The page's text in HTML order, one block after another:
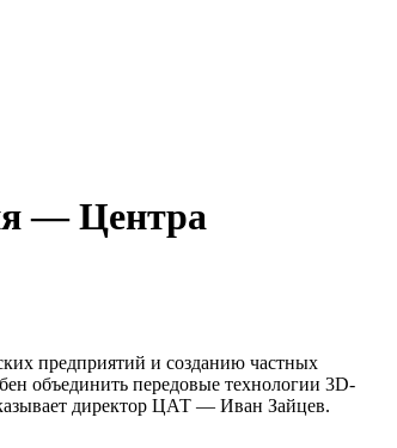
— Центра
предприятий и созданию частных
объединить передовые технологии 3D-
директор ЦАТ — Иван Зайцев.